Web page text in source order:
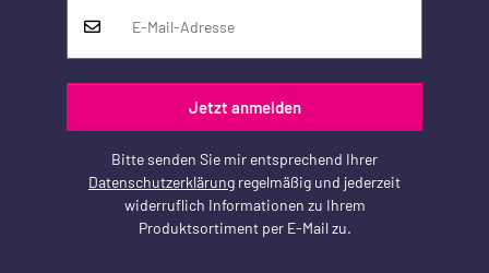
Jetzt anmelden
Bitte senden Sie mir entsprechend Ihrer
Datenschutzerklärung regelmäßig und jederzeit
widerruflich Informationen zu Ihrem
Produktsortiment per E-Mail zu.